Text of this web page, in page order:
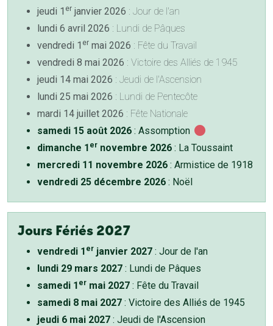
jeudi 1 er janvier 2026 : Jour de l'an
lundi 6 avril 2026 : Lundi de Pâques
vendredi 1 er mai 2026 : Fête du Travail
vendredi 8 mai 2026 : Victoire des Alliés de 1945
jeudi 14 mai 2026 : Jeudi de l'Ascension
lundi 25 mai 2026 : Lundi de Pentecôte
mardi 14 juillet 2026 : Fête Nationale
samedi 15 août 2026 : Assomption
dimanche 1 er novembre 2026 : La Toussaint
mercredi 11 novembre 2026 : Armistice de 1918
vendredi 25 décembre 2026 : Noël
Jours Fériés 2027
vendredi 1 er janvier 2027 : Jour de l'an
lundi 29 mars 2027 : Lundi de Pâques
samedi 1 er mai 2027 : Fête du Travail
samedi 8 mai 2027 : Victoire des Alliés de 1945
jeudi 6 mai 2027 : Jeudi de l'Ascension